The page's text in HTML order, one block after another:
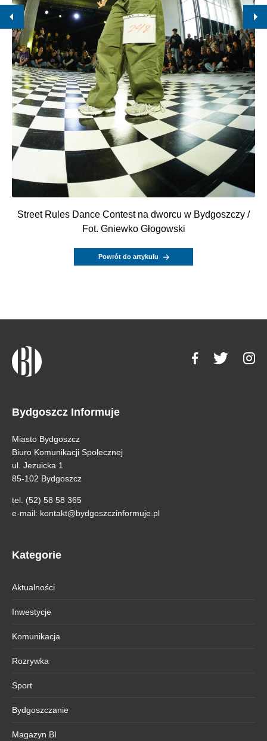
Street Rules Dance Contest na dworcu w Bydgoszczy /
Fot. Gniewko Głogowski
Powrót do artykułu
Bydgoszcz Informuje
Miasto Bydgoszcz
Biuro Komunikacji Społecznej
ul. Jezuicka 1
85-102 Bydgoszcz
tel. (52) 58 58 365
e-mail: kontakt@bydgoszczinformuje.pl
Kategorie
Aktualności
Inwestycje
Komunikacja
Rozrywka
Sport
Bydgoszczanie
Magazyn BI